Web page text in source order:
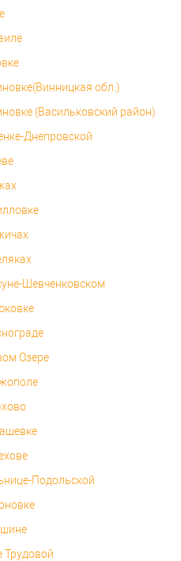
обл.)
(Васильковский район)
Днепровской
Шевченковском
Озере
Подольской
Трудовой